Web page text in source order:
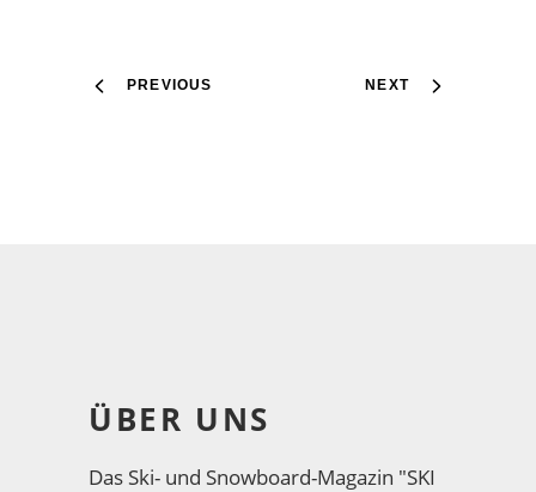
PREVIOUS NEXT
ÜBER UNS
Das Ski- und Snowboard-Magazin "SKI